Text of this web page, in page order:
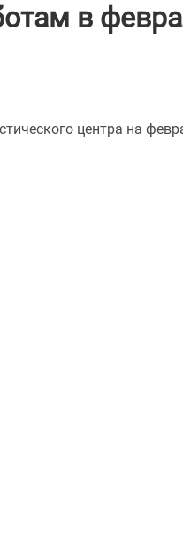
в
центра на